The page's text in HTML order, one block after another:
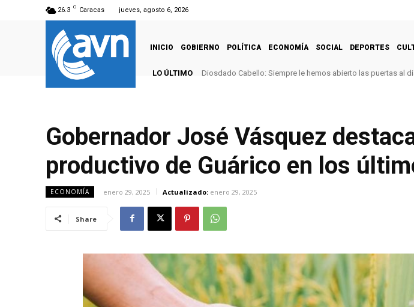
26.3 C Caracas jueves, agosto 6, 2026
INICIO GOBIERNO POLÍTICA ECONOMÍA SOCIAL DEPORTES
LO ÚLTIMO Diosdado Cabello: Siempre le hemos abierto las puertas al
Gobernador José Vásquez
productivo de Guárico en los
ECONOMÍA enero 29, 2025 Actualizado: enero 29, 2025
Share